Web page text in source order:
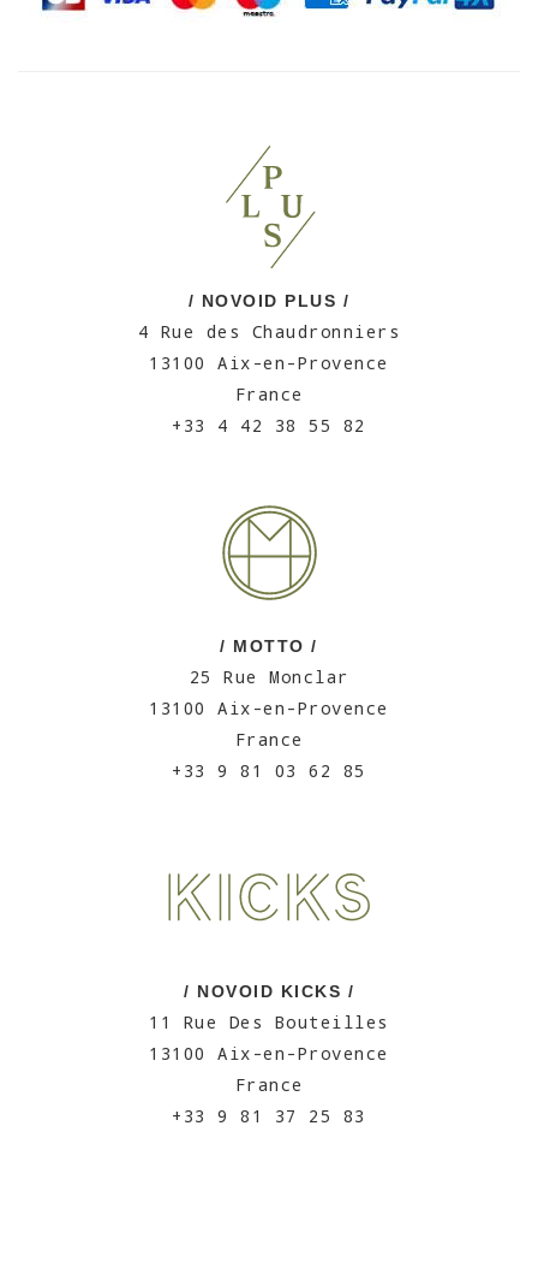
/ NOVOID PLUS /
4 Rue des Chaudronniers
13100 Aix-en-Provence
France
+33 4 42 38 55 82
/ MOTTO /
25 Rue Monclar
13100 Aix-en-Provence
France
+33 9 81 03 62 85
/ NOVOID KICKS /
11 Rue Des Bouteilles
13100 Aix-en-Provence
France
+33 9 81 37 25 83